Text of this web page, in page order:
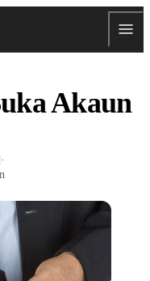
Akaun
·